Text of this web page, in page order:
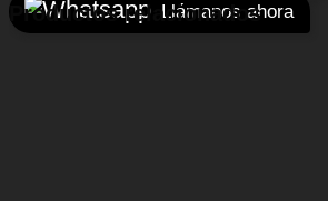
Llámanos ahora
Productos relacionados